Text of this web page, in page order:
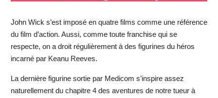
John Wick s’est imposé en quatre films comme une référence
du film d’action. Aussi, comme toute franchise qui se
respecte, on a droit régulièrement à des figurines du héros
incarné par Keanu Reeves.
La dernière figurine sortie par Medicom s’inspire assez
naturellement du chapitre 4 des aventures de notre tueur à